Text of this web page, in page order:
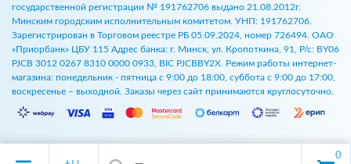
0
государственной регистрации № 191762706 выдано 21.08.2012г.
Минским городским исполнительным комитетом. УНП: 191762706.
Зарегистрирован в Торговом реестре РБ 05.09.2024, номер 726494. ОАО
«Приорбанк» ЦБУ 115 Адрес банка: г. Минск, ул. Кропоткина, 91, Р/с: BY06
PJCB 3012 0267 8310 0000 0933, BIC PJCBBY2X. Режим работы интернет-
магазина: понедельник - пятница с 9:00 до 18:00, суббота с 9:00 до 17:00,
воскресенье – выходной. Заказы через сайт принимаются круглосуточно.